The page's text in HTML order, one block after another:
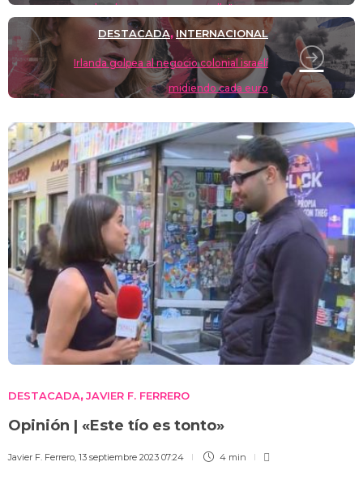
burdo, pero vamos con ello"
DESTACADA,INTERNACIONAL
Irlanda golpea al negocio colonial israelí
midiendo cada euro
DESTACADA, JAVIER F. FERRERO
Opinión | «Este tío es tonto»
Javier F. Ferrero, 13 septiembre 2023 07:24 4 min